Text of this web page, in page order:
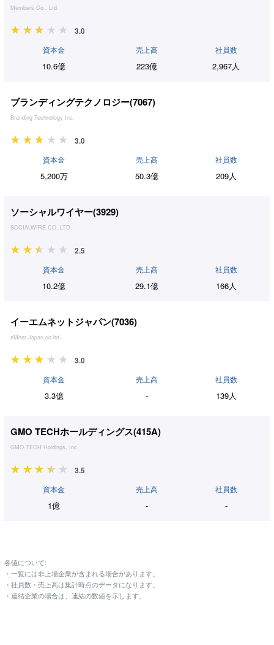
Members Co., Ltd.
3.0
資本金
10.6億
売上高
223億
社員数
2,967人
ブランディングテクノロジー(7067)
Branding Technology Inc.
3.0
資本金
5,200万
売上高
50.3億
社員数
209人
ソーシャルワイヤー(3929)
SOCIALWIRE CO.,LTD.
2.5
資本金
10.2億
売上高
29.1億
社員数
166人
イーエムネットジャパン(7036)
eMnet Japan.co.ltd.
3.0
資本金
3.3億
売上高
-
社員数
139人
GMO TECHホールディングス(415A)
GMO TECH Holdings, Inc.
3.5
資本金
1億
売上高
-
社員数
-
各値について:
・一覧には非上場企業が含まれる場合があります。
・社員数・売上高は集計時点のデータになります。
・連結企業の場合は、連結の数値を示します。